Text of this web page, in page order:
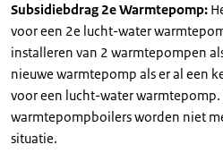
Subsidiebdrag 2e Warmtepomp:
voor een 2e lucht-water
installeren van 2 warmtepompen
nieuwe warmtepomp als er al een
voor een lucht-water
warmtepompboilers worden niet
situatie.